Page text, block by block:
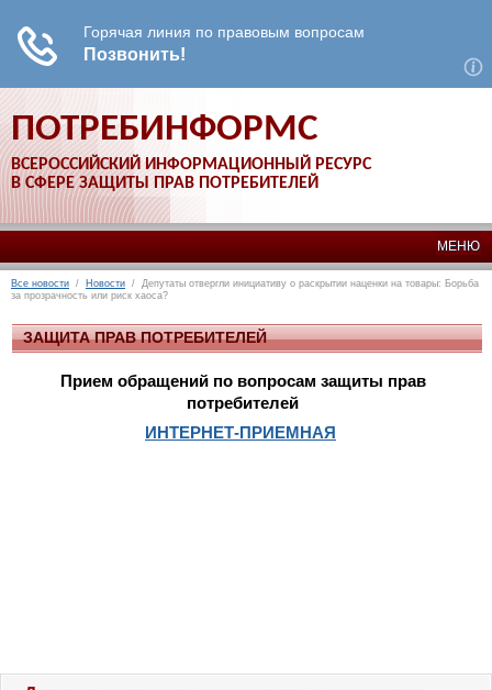
ПОТРЕБИНФОРМС
ВСЕРОССИЙСКИЙ ИНФОРМАЦИОННЫЙ РЕСУРС
В СФЕРЕ ЗАЩИТЫ ПРАВ ПОТРЕБИТЕЛЕЙ
МЕНЮ
Все новости / Новости / Депутаты отвергли инициативу о раскрытии наценки на товары: Борьба
за прозрачность или риск хаоса?
ЗАЩИТА ПРАВ ПОТРЕБИТЕЛЕЙ
Прием обращений по вопросам защиты прав
потребителей
ИНТЕРНЕТ-ПРИЕМНАЯ